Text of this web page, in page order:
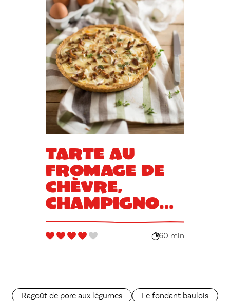
Tarte au
fromage de
chèvre,
champignons
et noix
60 min
Ragoût de porc aux légumes
Le fondant baulois